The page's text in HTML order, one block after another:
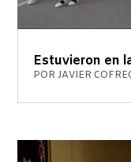
Estuvieron en
PORJAVIER